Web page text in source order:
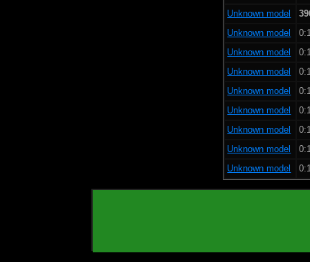
Unknown model
Unknown model
Unknown model
Unknown model
Unknown model
Unknown model
Unknown model
Unknown model
Unknown model